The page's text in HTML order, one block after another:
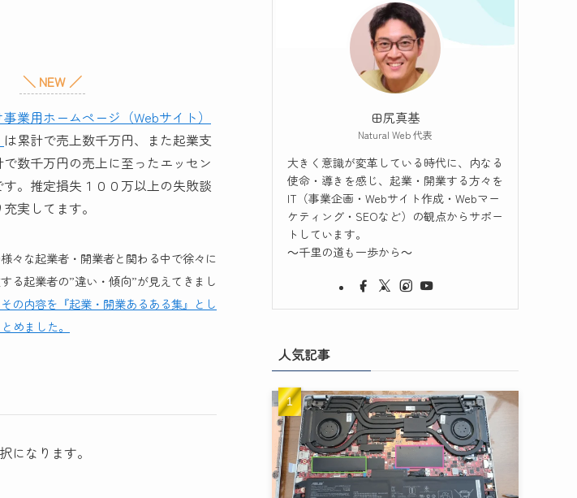
＼ NEW ／
業用ホームページ（Webサイト）
は累計で売上数千万円、また起業支
数千万円の売上に至ったエッセン
。推定損失１００万以上の失敗談
実してます。
々な起業者・開業者と関わる中で徐々に
る起業者の”違い・傾向”が見えてきまし
の内容を『起業・開業あるある集』とし
めました。
になります。
田尻真基
Natural Web 代表
大きく意識が変革している時代に、内なる
使命・導きを感じ、起業・開業する方々を
IT（事業企画・Webサイト作成・Webマー
ケティング・SEOなど）の観点からサポー
トしています。
～千里の道も一歩から～
人気記事